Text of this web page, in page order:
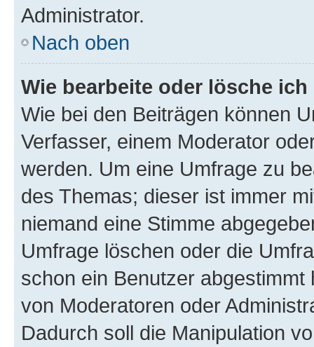
Administrator.
Nach oben
Wie bearbeite oder lösche
Wie bei den Beiträgen können
Verfasser, einem Moderator
werden. Um eine Umfrage zu
des Themas; dieser ist immer
niemand eine Stimme
Umfrage löschen oder die
schon ein Benutzer
von Moderatoren oder
Dadurch soll die Manipulation